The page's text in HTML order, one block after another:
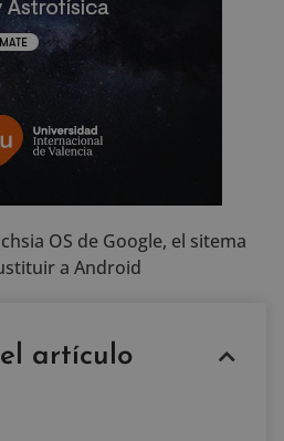
OS de Google, el sitema
a Android
artículo